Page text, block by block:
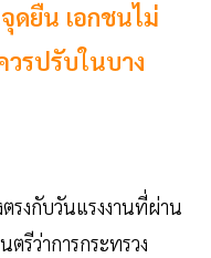
ดยืน เอกชนไม่
รปรับในบาง
รงกับวันแรงงานที่ผ่าน
รีว่าการกระทรวง